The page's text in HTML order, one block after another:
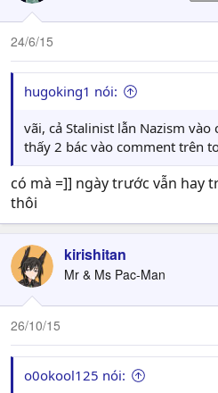
24/6/15
hugoking1 nói:
vãi, cả Stalinist lẫn Nazism vào
thấy 2 bác vào comment trên
có mà =]] ngày trước vẫn hay
thôi
kirishitan
Mr & Ms Pac-Man
26/10/15
o0okool125 nói: